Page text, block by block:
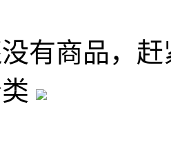
有商品，